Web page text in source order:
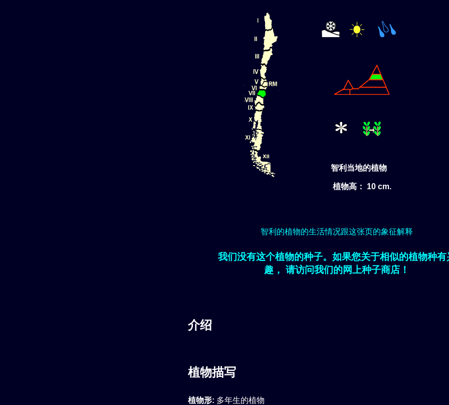
智利当地的植物
植物高： 10 cm.
智利的植物的生活情况跟这张页的象征解释
我们没有这个植物的种子。如果您关于相似的植物种有
趣， 请访问我们的网上种子商店！
介绍
植物描写
植物形: 多年生的植物